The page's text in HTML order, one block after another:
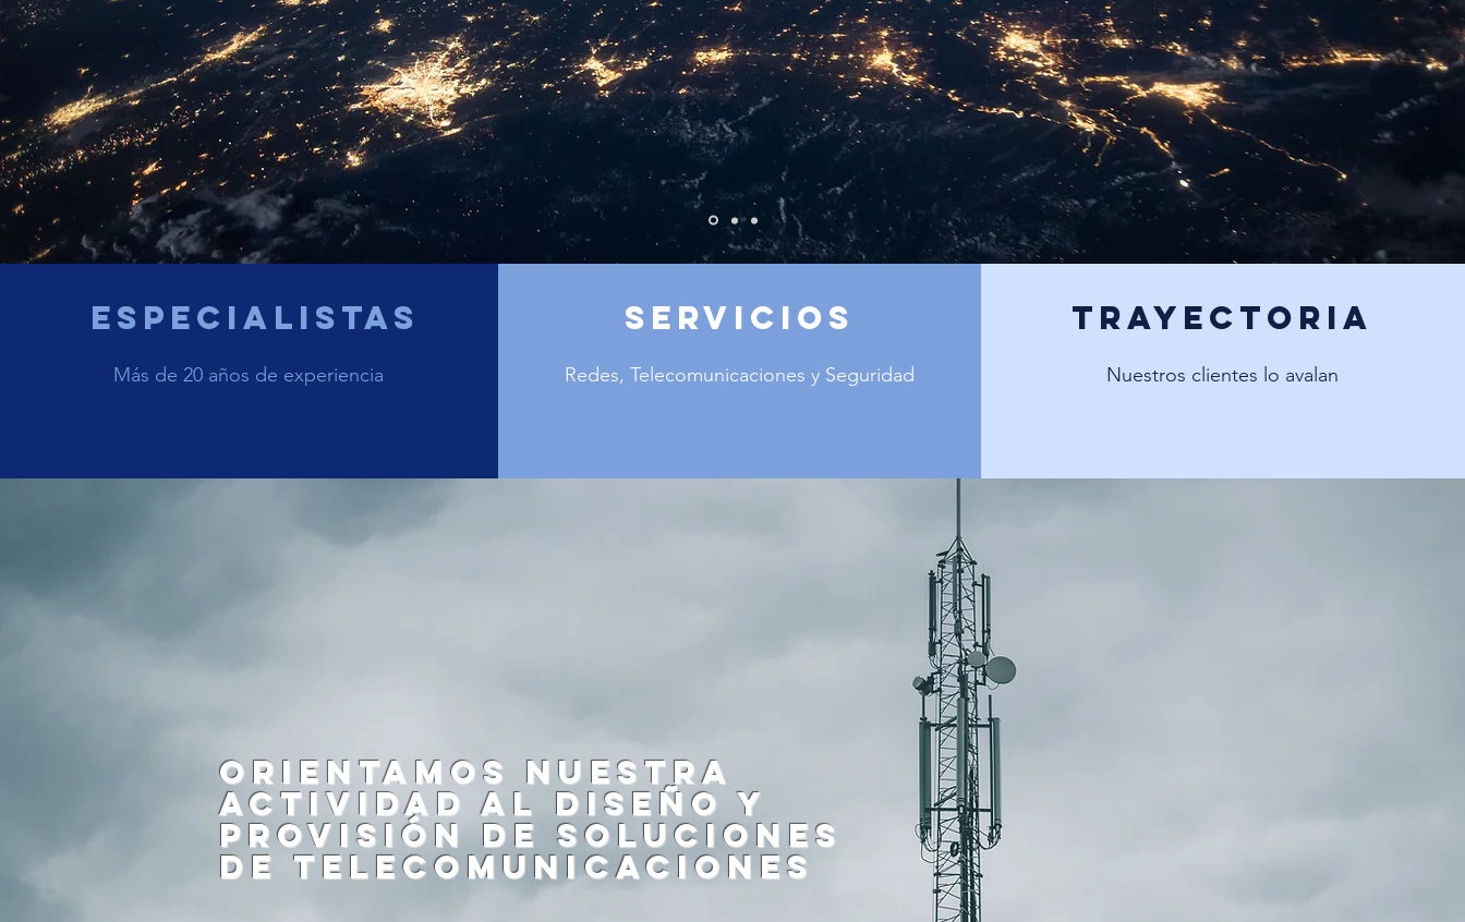
Especialistas
Más de 20 años de experiencia
Servicios
Redes, Telecomunicaciones y Seguridad
Trayectoria
Nuestros clientes lo avalan
orientamos nuestra
actividad al diseño y
provisión de soluciones
de telecomunicaciones